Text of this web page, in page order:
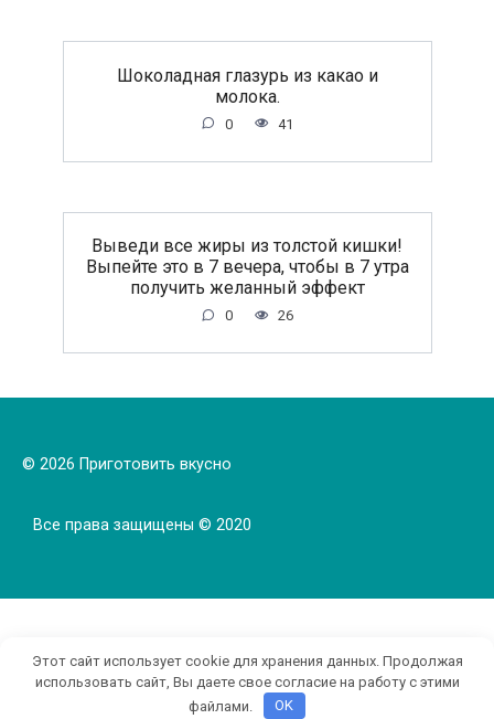
Шоколадная глазурь из какао и
молока.
0 41
Выведи все жиры из толстой кишки!
Выпейте это в 7 вечера, чтобы в 7 утра
получить желанный эффект
0 26
© 2026 Приготовить вкусно
Все права защищены © 2020
Этот сайт использует cookie для хранения данных. Продолжая
использовать сайт, Вы даете свое согласие на работу с этими
файлами.
OK